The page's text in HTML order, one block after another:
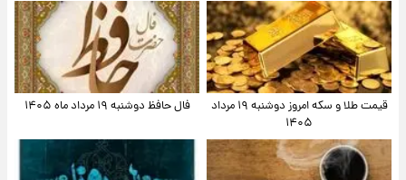
قیمت طلا و سکه امروز دوشنبه ۱۹ مرداد
۱۴۰۵
فال حافظ دوشنبه ۱۹ مرداد ماه ۱۴۰۵